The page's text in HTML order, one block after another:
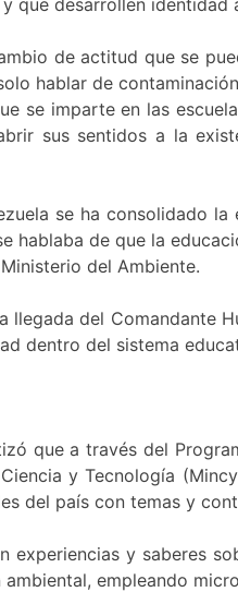
de actitud que se
hablar de
se imparte en las
sus sentidos a la
se ha consolidado
hablaba de que la
del Ambiente.
llegada del Comandante
dentro del sistema
que a través del
y Tecnología
del país con temas y
experiencias y saberes
empleando